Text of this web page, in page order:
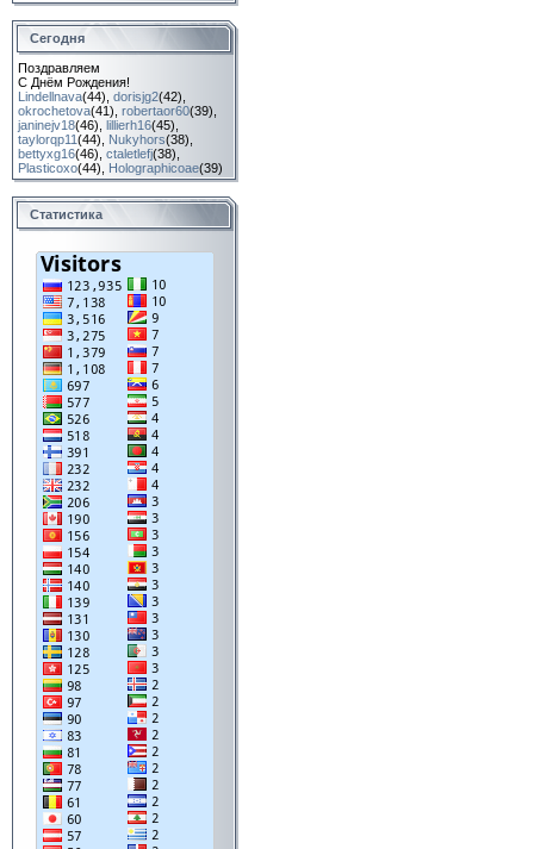
Сегодня
Поздравляем
С Днём Рождения!
Lindellnava(44) dorisjg2(42)
okrochetova(41) robertaor60(39)
janinejv18(46) lillierh16(45)
taylorqp11(44) Nukyhors(38)
bettyxg16(46) ctaletlefj(38)
Plasticoxo(44) Holographicoae(39)
Статистика